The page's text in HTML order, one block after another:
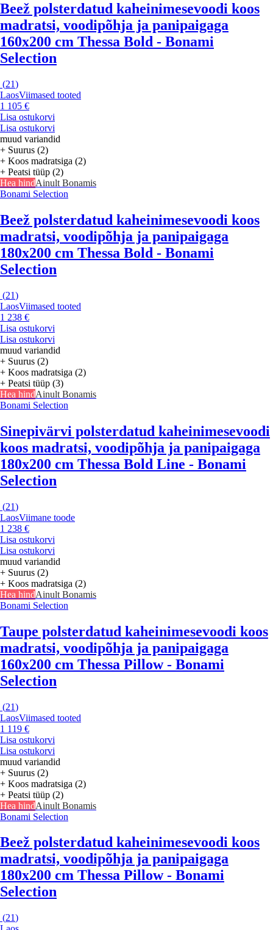
Beež polsterdatud kaheinimesevoodi koos
madratsi, voodipõhja ja panipaigaga
160x200 cm Thessa Bold - Bonami
Selection
(21)
LaosViimased tooted
1 105 €
Lisa ostukorvi
Lisa ostukorvi
muud variandid
+ Suurus (2)
+ Koos madratsiga (2)
+ Peatsi tüüp (2)
Hea hindAinult Bonamis
Bonami Selection
Beež polsterdatud kaheinimesevoodi koos
madratsi, voodipõhja ja panipaigaga
180x200 cm Thessa Bold - Bonami
Selection
(21)
LaosViimased tooted
1 238 €
Lisa ostukorvi
Lisa ostukorvi
muud variandid
+ Suurus (2)
+ Koos madratsiga (2)
+ Peatsi tüüp (3)
Hea hindAinult Bonamis
Bonami Selection
Sinepivärvi polsterdatud kaheinimesevoodi
koos madratsi, voodipõhja ja panipaigaga
180x200 cm Thessa Bold Line - Bonami
Selection
(21)
LaosViimane toode
1 238 €
Lisa ostukorvi
Lisa ostukorvi
muud variandid
+ Suurus (2)
+ Koos madratsiga (2)
Hea hindAinult Bonamis
Bonami Selection
Taupe polsterdatud kaheinimesevoodi koos
madratsi, voodipõhja ja panipaigaga
160x200 cm Thessa Pillow - Bonami
Selection
(21)
LaosViimased tooted
1 119 €
Lisa ostukorvi
Lisa ostukorvi
muud variandid
+ Suurus (2)
+ Koos madratsiga (2)
+ Peatsi tüüp (2)
Hea hindAinult Bonamis
Bonami Selection
Beež polsterdatud kaheinimesevoodi koos
madratsi, voodipõhja ja panipaigaga
180x200 cm Thessa Pillow - Bonami
Selection
(21)